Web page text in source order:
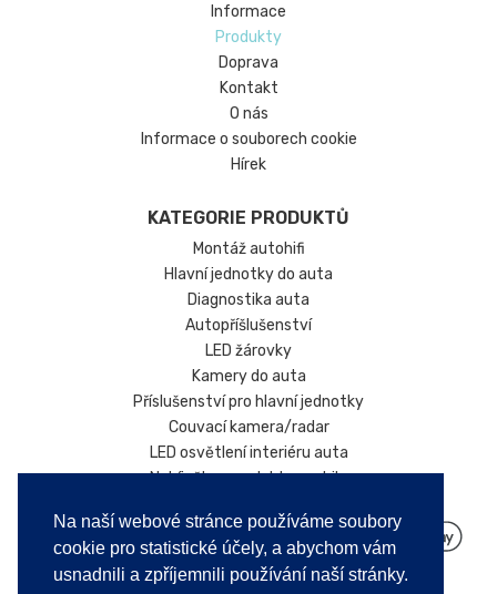
Na naší webové stránce používáme soubory
cookie pro statistické účely, a abychom vám
usnadnili a zpříjemnili používání naší stránky.
Informace
Produkty
Doprava
Kontakt
O nás
Informace o souborech cookie
Hírek
KATEGORIE PRODUKTŮ
Montáž autohifi
Hlavní jednotky do auta
Diagnostika auta
Autopříšlušenství
LED žárovky
Kamery do auta
Příslušenství pro hlavní jednotky
Couvací kamera/radar
LED osvětlení interiéru auta
Nabíječky pro elektromobily